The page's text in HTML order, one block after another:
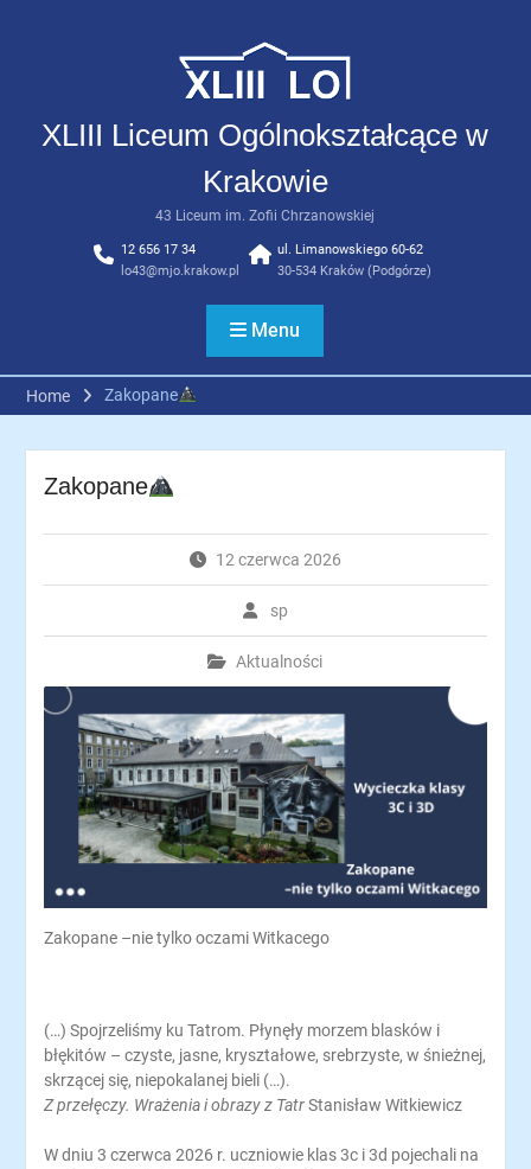
XLIII Liceum Ogólnokształcące w
Krakowie
43 Liceum im. Zofii Chrzanowskiej
12 656 17 34
lo43@mjo.krakow.pl
ul. Limanowskiego 60-62
30-534 Kraków (Podgórze)
Menu
Home Zakopane
Zakopane
12 czerwca 2026
sp
Aktualności
Zakopane –nie tylko oczami Witkacego
(…) Spojrzeliśmy ku Tatrom. Płynęły morzem blasków i
błękitów – czyste, jasne, kryształowe, srebrzyste, w śnieżnej,
skrzącej się, niepokalanej bieli (…).
Z przełęczy. Wrażenia i obrazy z TatrStanisław Witkiewicz
W dniu 3 czerwca 2026 r. uczniowie klas 3c i 3d pojechali na